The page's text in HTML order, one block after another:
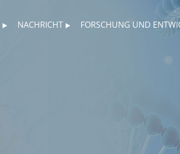
NACHRICHT FORSCHUNG UND